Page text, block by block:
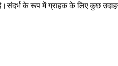
के रूप में ग्राहक के लिए कुछ